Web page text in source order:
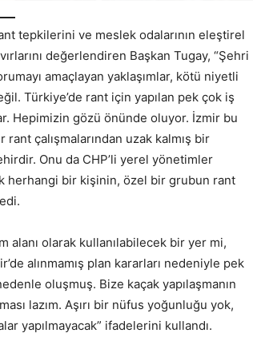
tepkilerini ve meslek odalarının eleştirel
değerlendiren Başkan Tugay, “Şehri
amaçlayan yaklaşımlar, kötü niyetli
Türkiye’de rant için yapılan pek çok iş
Hepimizin gözü önünde oluyor. İzmir bu
rant çalışmalarından uzak kalmış bir
Onu da CHP’li yerel yönetimler
herhangi bir kişinin, özel bir grubun rant
alanı olarak kullanılabilecek bir yer mi,
alınmamış plan kararları nedeniyle pek
oluşmuş. Bize kaçak yapılaşmanın
lazım. Aşırı bir nüfus yoğunluğu yok,
yapılmayacak” ifadelerini kullandı.